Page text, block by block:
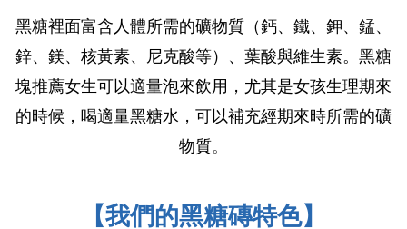
黑糖裡面富含人體所需的礦物質（鈣、鐵、鉀、錳、
鋅、鎂、核黃素、尼克酸等）、葉酸與維生素。 黑糖
塊推薦女生可以適量泡來飲用 ，尤其是女孩生理期來
的時候，喝適量黑糖水，可以補充經期來時所需的礦
物質。
【我們的黑糖磚特色】